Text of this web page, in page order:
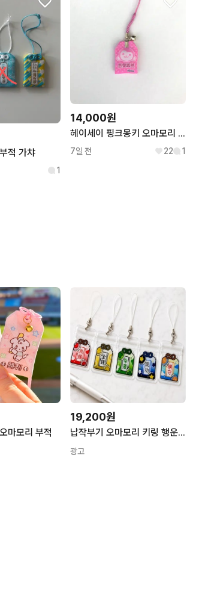
적 가챠
1
14,000원
헤이세이 핑크몽키 오마모리 부적 키링
7일 전 22 1
마모리 부적
19,200원
납작부기 오마모리 키링 행운 부적 키링 버즈 지갑 스마트키 자동차 다이어리 가방 키홀더 성공
광고